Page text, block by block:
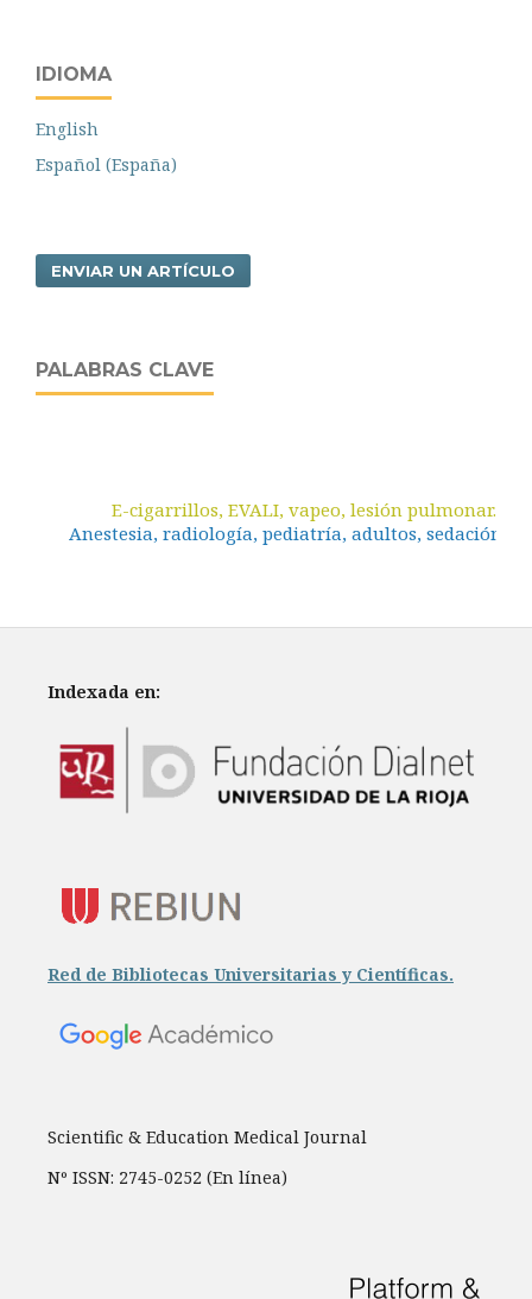
IDIOMA
English
Español (España)
ENVIAR UN ARTÍCULO
PALABRAS CLAVE
Anestesia, radiología, pediatría, adultos, sedación.
E-cigarrillos, EVALI, vapeo, lesión pulmonar.
Indexada en:
Red de Bibliotecas Universitarias y Científicas.
Scientific & Education Medical Journal
Nº ISSN: 2745-0252 (En línea)